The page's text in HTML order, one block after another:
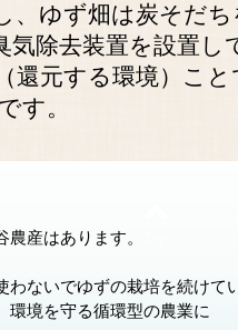
、ゆず畑は炭そだ
除去装置を設置し
還元する環境）こ
す。
産はあります。
ないでゆずの栽培を続けて
環境を守る循環型の農業に